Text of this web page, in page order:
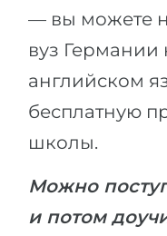
— вы можете
вуз
английском
бесплатную
школы.
Можно
и потом